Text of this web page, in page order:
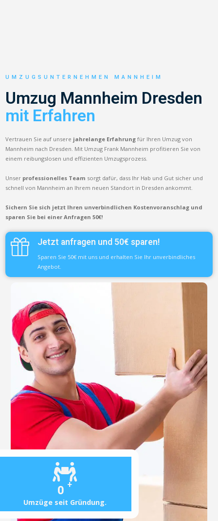
0 +
Umzüge seit Gründung.
UMZUGSUNTERNEHMEN MANNHEIM
Umzug Mannheim Dresden
mit Erfahren
Vertrauen Sie auf unsere jahrelange Erfahrung für Ihren Umzug von
Mannheim nach Dresden. Mit Umzug Frank Mannheim profitieren Sie von
einem reibungslosen und effizienten Umzugsprozess.
Unser professionelles Team sorgt dafür, dass Ihr Hab und Gut sicher und
schnell von Mannheim an Ihrem neuen Standort in Dresden ankommt.
Sichern Sie sich jetzt Ihren unverbindlichen Kostenvoranschlag und
sparen Sie bei einer Anfragen 50€!
Jetzt anfragen und 50€ sparen!
Sparen Sie 50€ mit uns und erhalten Sie Ihr unverbindliches
Angebot.